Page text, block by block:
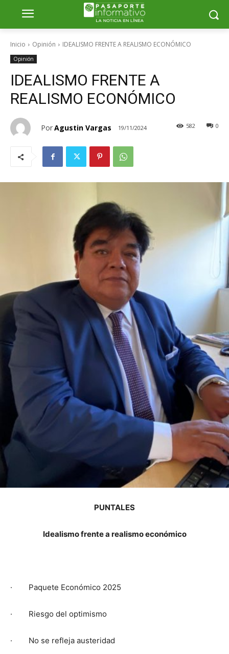
Inicio Opinión IDEALISMO FRENTE A REALISMO ECONÓMICO
Opinión
IDEALISMO FRENTE A
REALISMO ECONÓMICO
PorAgustin Vargas 19/11/2024 0
582
PUNTALES
Idealismo frente a realismo económico
· Paquete Económico 2025
· Riesgo del optimismo
· No se refleja austeridad